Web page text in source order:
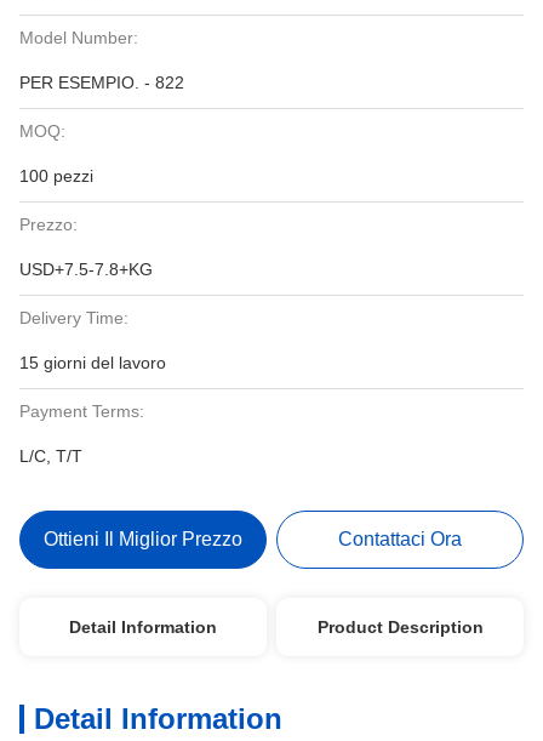
Model Number:
PER ESEMPIO. - 822
MOQ:
100 pezzi
Prezzo:
USD+7.5-7.8+KG
Delivery Time:
15 giorni del lavoro
Payment Terms:
L/C, T/T
Ottieni Il Miglior Prezzo Contattaci Ora
Detail Information Product Description
Detail Information